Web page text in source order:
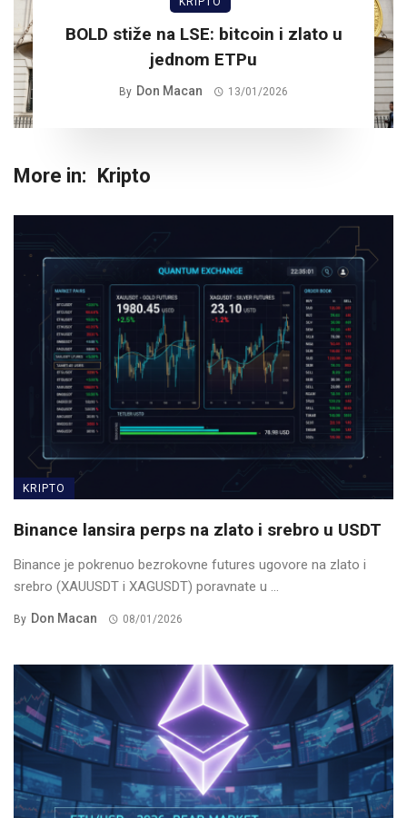
BOLD stiže na LSE: bitcoin i zlato u
jednom ETPu
By Don Macan 13/01/2026
More in: Kripto
KRIPTO
Binance lansira perps na zlato i srebro u USDT
Binance je pokrenuo bezrokovne futures ugovore na zlato i
srebro (XAUUSDT i XAGUSDT) poravnate u ...
By Don Macan 08/01/2026